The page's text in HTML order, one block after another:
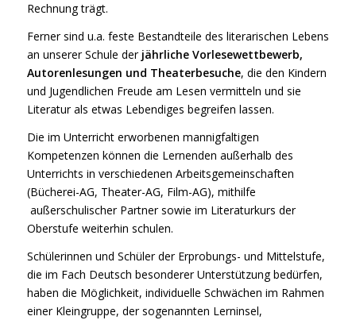
Rechnung trägt.
Ferner sind u.a. feste Bestandteile des literarischen Lebens
an unserer Schule der jährliche Vorlesewettbewerb,
Autorenlesungen und Theaterbesuche, die den Kindern
und Jugendlichen Freude am Lesen vermitteln und sie
Literatur als etwas Lebendiges begreifen lassen.
Die im Unterricht erworbenen mannigfaltigen
Kompetenzen können die Lernenden außerhalb des
Unterrichts in verschiedenen Arbeitsgemeinschaften
(Bücherei-AG, Theater-AG, Film-AG), mithilfe
außerschulischer Partner sowie im Literaturkurs der
Oberstufe weiterhin schulen.
Schülerinnen und Schüler der Erprobungs- und Mittelstufe,
die im Fach Deutsch besonderer Unterstützung bedürfen,
haben die Möglichkeit, individuelle Schwächen im Rahmen
einer Kleingruppe, der sogenannten Lerninsel,